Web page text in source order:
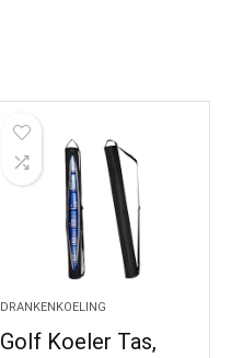
DRANKENKOELING
Golf Koeler Tas,